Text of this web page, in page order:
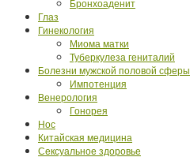
Бронхоаденит
Глаз
Гинекология
Миома матки
Туберкулеза гениталий
Болезни мужской половой сферы
Импотенция
Венерология
Гонорея
Нос
Китайская медицина
Сексуальное здоровье